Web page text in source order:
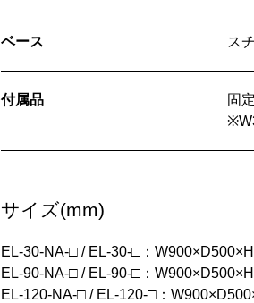
ベース ス
付属品
固
サイズ(mm)
EL-30-NA-□ / EL-30-□：
EL-90-NA-□ / EL-90-□：
EL-120-NA-□ / EL-120-□：